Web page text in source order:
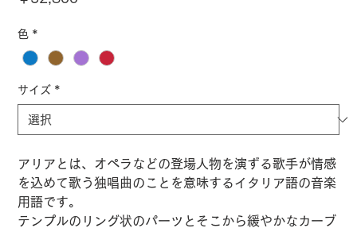
色 *
サイズ *
アリアとは、オペラなどの登場人物を演ずる歌手が情感
を込めて歌う独唱曲のことを意味するイタリア語の音楽
用語です。
テンプルのリング状のパーツとそこから緩やかなカーブ